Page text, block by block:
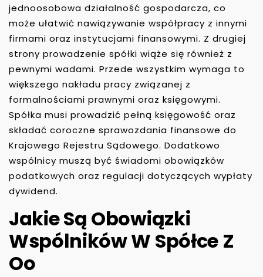
jednoosobowa działalność gospodarcza, co
może ułatwić nawiązywanie współpracy z innymi
firmami oraz instytucjami finansowymi. Z drugiej
strony prowadzenie spółki wiąże się również z
pewnymi wadami. Przede wszystkim wymaga to
większego nakładu pracy związanej z
formalnościami prawnymi oraz księgowymi.
Spółka musi prowadzić pełną księgowość oraz
składać coroczne sprawozdania finansowe do
Krajowego Rejestru Sądowego. Dodatkowo
wspólnicy muszą być świadomi obowiązków
podatkowych oraz regulacji dotyczących wypłaty
dywidend.
Jakie Są Obowiązki
Wspólników W Spółce Z
Oo